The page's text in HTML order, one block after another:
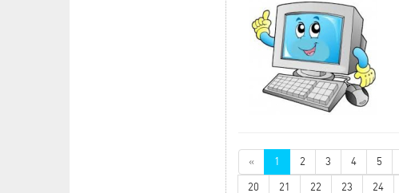
« 1 2 3 4 5
20 21 22 23 24